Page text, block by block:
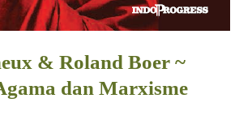
& Roland Boer ~
dan Marxisme